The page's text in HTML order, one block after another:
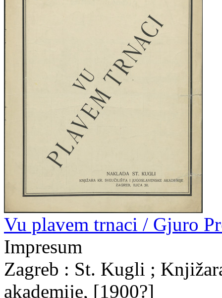
Vu plavem trnaci / Gjuro
Impresum
Zagreb : St. Kugli ;
akademije, [1900?]